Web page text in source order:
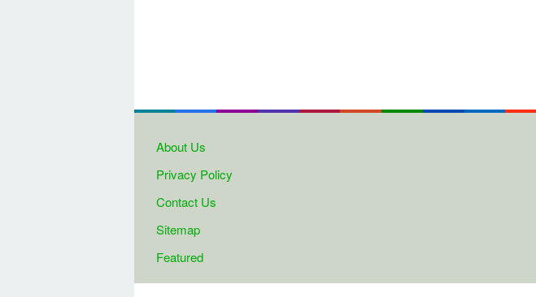
About Us
Privacy Policy
Contact Us
Sitemap
Featured